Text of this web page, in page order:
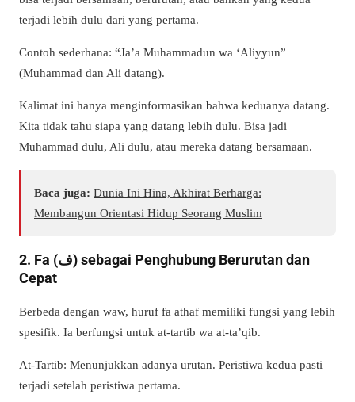
terjadi lebih dulu dari yang pertama.
Contoh sederhana: “Ja’a Muhammadun wa ‘Aliyyun”
(Muhammad dan Ali datang).
Kalimat ini hanya menginformasikan bahwa keduanya datang.
Kita tidak tahu siapa yang datang lebih dulu. Bisa jadi
Muhammad dulu, Ali dulu, atau mereka datang bersamaan.
Baca juga: Dunia Ini Hina, Akhirat Berharga:
Membangun Orientasi Hidup Seorang Muslim
2. Fa (ف) sebagai Penghubung Berurutan dan
Cepat
Berbeda dengan waw, huruf fa athaf memiliki fungsi yang lebih
spesifik. Ia berfungsi untuk at-tartib wa at-ta’qib.
At-Tartib: Menunjukkan adanya urutan. Peristiwa kedua pasti
terjadi setelah peristiwa pertama.